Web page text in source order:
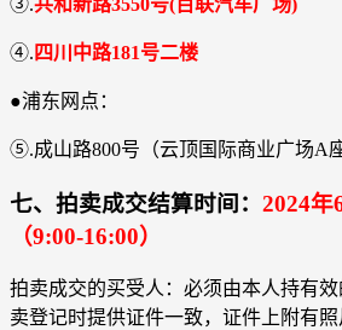
④. 四川中路181号二楼
●浦东网点：
⑤.成山路800号（云顶国际商业广场A座
七、拍卖成交结算时间： 2024年
（9:00-16:00）
拍卖成交的买受人：必须由本人持有
卖登记时提供证件一致，证件上附有